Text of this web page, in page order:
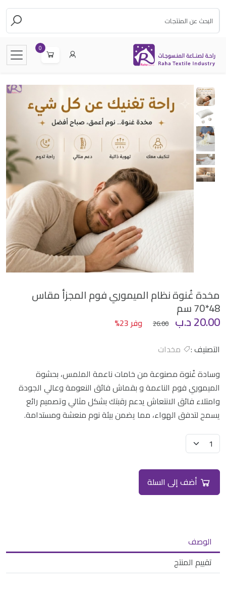
مخدة غُنوة نظام الميموري فوم المجزأ مقاس
48*70 سم
20.00د.ب 26.00
وفر 23%
التصنيف :
مخدات
وسادة غُنوة مصنوعة من خامات ناعمة الملمس، بحشوة
الميموري فوم الناعمة و بقماش فائق النعومة وعالي الجودة
وامتلاء فائق الانتعاش يدعم رقبتك بشكل مثالي وتصميم رائع
يسمح لتدفق الهواء، مما يضمن بيئة نوم منعشة ومستدامة.
أضف إلى السلة
الوصف
تقييم المنتج